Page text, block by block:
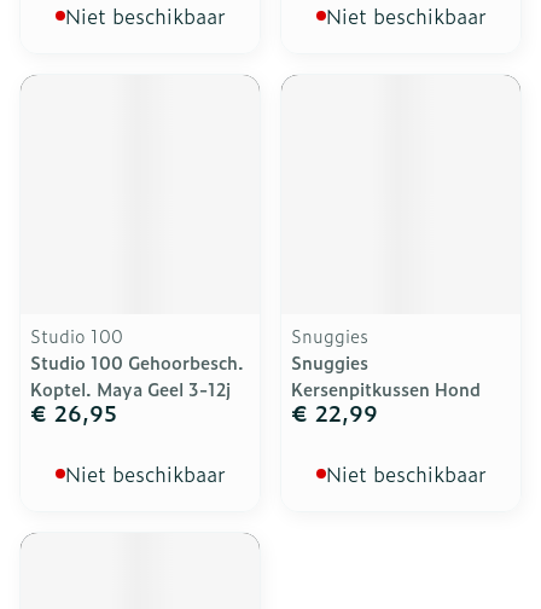
Niet beschikbaar Niet beschikbaar
Studio 100
Studio 100 Gehoorbesch.
Koptel. Maya Geel 3-12j
€ 26,95
Niet beschikbaar
Snuggies
Snuggies
Kersenpitkussen Hond
€ 22,99
Niet beschikbaar